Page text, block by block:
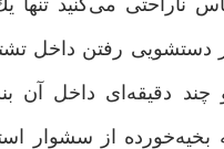
دستشویی رفتن داخل
چند دقیقه‌ای داخل آن
از سشوار